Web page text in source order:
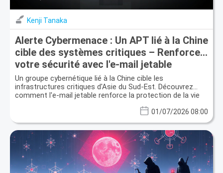
Kenji Tanaka
Alerte Cybermenace : Un APT lié à la Chine
cible des systèmes critiques – Renforcez
votre sécurité avec l'e-mail jetable
Un groupe cybernétique lié à la Chine cible les
infrastructures critiques d'Asie du Sud-Est. Découvrez
comment l'e-mail jetable renforce la protection de la vie
01/07/2026 08:00